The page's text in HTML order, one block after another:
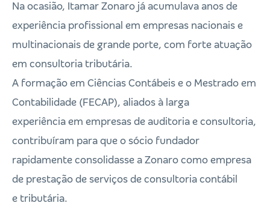
Na ocasião, Itamar Zonaro já acumulava anos de
experiência profissional em empresas nacionais e
multinacionais de grande porte, com forte atuação
em consultoria tributária.
A formação em Ciências Contábeis e o Mestrado em
Contabilidade (FECAP), aliados à larga
experiência em empresas de auditoria e consultoria,
contribuíram para que o sócio fundador
rapidamente consolidasse a Zonaro como empresa
de prestação de serviços de consultoria contábil
e tributária.